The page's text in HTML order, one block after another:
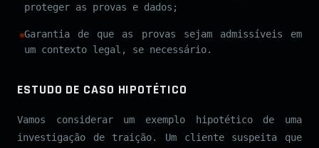
proteger as provas e dados;
Garantia de que as provas sejam admissíveis em
um contexto legal, se necessário.
ESTUDO DE CASO HIPOTÉTICO
Vamos considerar um exemplo hipotético de uma
investigação de traição. Um cliente suspeita que